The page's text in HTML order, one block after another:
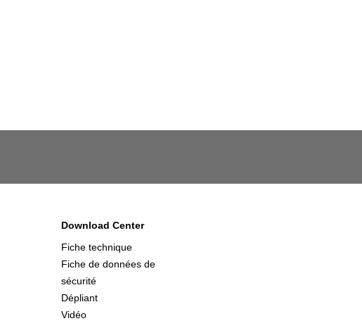
Download Center
Fiche technique
Fiche de données de
sécurité
Dépliant
Vidéo